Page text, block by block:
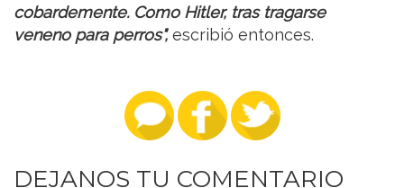
cobardemente. Como Hitler, tras tragarse
veneno para perros",escribió entonces.
DEJANOS TU COMENTARIO